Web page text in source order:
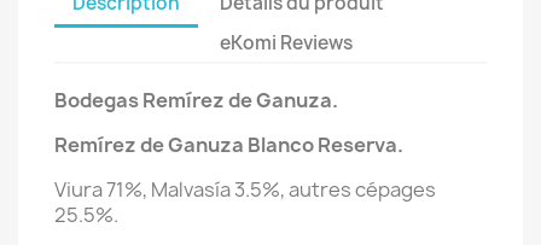
eKomi Reviews
Bodegas Remírez de Ganuza.
Remírez de Ganuza Blanco Reserva.
Viura 71%, Malvasía 3.5%, autres cépages
25.5%.